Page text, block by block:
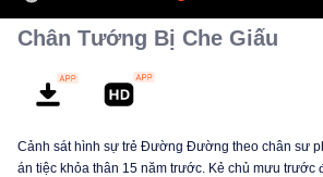
Chân Tướng Bị Che Giấu
Cảnh sát hình sự trẻ Đường Đường theo chân sư
án tiệc khỏa thân 15 năm trước. Kẻ chủ mưu trước